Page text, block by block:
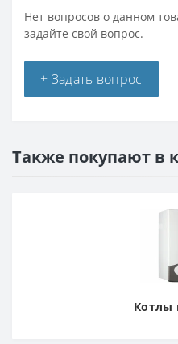
Нет вопросов о данном
задайте свой вопрос.
+ Задать вопрос
Также покупают в
Котлы